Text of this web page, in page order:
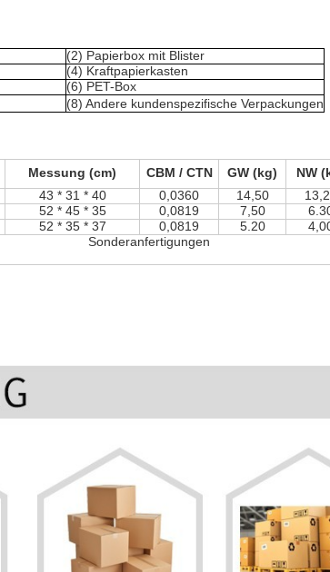
(2) Papierbox mit Blister
(4) Kraftpapierkasten
(6) PET-Box
(8) Andere kundenspezifische Verpackungen
Messung (cm) CBM / CTN GW (kg)
NW
43 * 31 * 40 0,0360 14,50
52 * 45 * 35 0,0819 7,50
52 * 35 * 37 0,0819 5.20
Sonderanfertigungen